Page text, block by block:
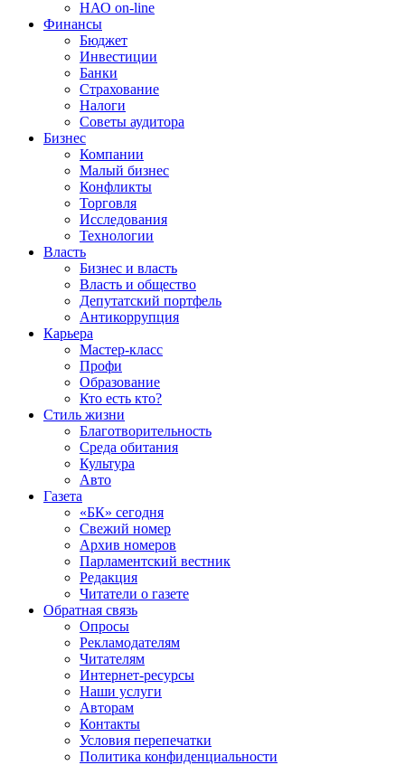
НАО on-line
Финансы
Бюджет
Инвестиции
Банки
Страхование
Налоги
Советы аудитора
Бизнес
Компании
Малый бизнес
Конфликты
Торговля
Исследования
Технологии
Власть
Бизнес и власть
Власть и общество
Депутатский портфель
Антикоррупция
Карьера
Мастер-класс
Профи
Образование
Кто есть кто?
Стиль жизни
Благотворительность
Среда обитания
Культура
Авто
Газета
«БК» сегодня
Свежий номер
Архив номеров
Парламентский вестник
Редакция
Читатели о газете
Обратная связь
Опросы
Рекламодателям
Читателям
Интернет-ресурсы
Наши услуги
Авторам
Контакты
Условия перепечатки
Политика конфиденциальности